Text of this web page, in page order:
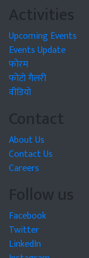
Activities
Upcoming Events
Events Update
फोरम
फोटो गैलरी
वीडियो
Contact
About Us
Contact Us
Careers
Follow us
Facebook
Twitter
LinkedIn